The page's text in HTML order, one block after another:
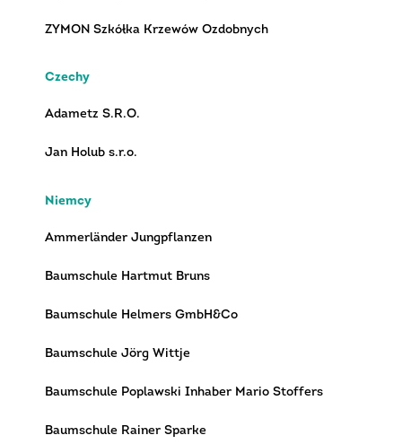
ZYMON Szkółka Krzewów Ozdobnych
Czechy
Adametz S.R.O.
Jan Holub s.r.o.
Niemcy
Ammerländer Jungpflanzen
Baumschule Hartmut Bruns
Baumschule Helmers GmbH&Co
Baumschule Jörg Wittje
Baumschule Poplawski Inhaber Mario Stoffers
Baumschule Rainer Sparke